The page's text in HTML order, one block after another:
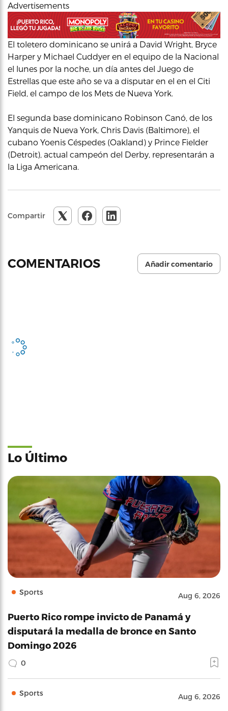
Advertisements
El toletero dominicano se unirá a David Wright, Bryce
Harper y Michael Cuddyer en el equipo de la Nacional
el lunes por la noche, un día antes del Juego de
Estrellas que este año se va a disputar en el en el Citi
Field, el campo de los Mets de Nueva York.
El segunda base dominicano Robinson Canó, de los
Yanquis de Nueva York, Chris Davis (Baltimore), el
cubano Yoenis Céspedes (Oakland) y Prince Fielder
(Detroit), actual campeón del Derby, representarán a
la Liga Americana.
Compartir
COMENTARIOS Añadir comentario
Lo Último
Sports Aug 6, 2026
Puerto Rico rompe invicto de Panamá y
disputará la medalla de bronce en Santo
Domingo 2026
0
Sports Aug 6, 2026